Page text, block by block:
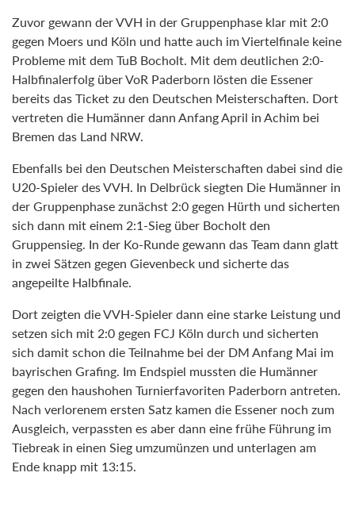
Zuvor gewann der VVH in der Gruppenphase klar mit 2:0
gegen Moers und Köln und hatte auch im Viertelfinale keine
Probleme mit dem TuB Bocholt. Mit dem deutlichen 2:0-
Halbfinalerfolg über VoR Paderborn lösten die Essener
bereits das Ticket zu den Deutschen Meisterschaften. Dort
vertreten die Humänner dann Anfang April in Achim bei
Bremen das Land NRW.
Ebenfalls bei den Deutschen Meisterschaften dabei sind die
U20-Spieler des VVH. In Delbrück siegten Die Humänner in
der Gruppenphase zunächst 2:0 gegen Hürth und sicherten
sich dann mit einem 2:1-Sieg über Bocholt den
Gruppensieg. In der Ko-Runde gewann das Team dann glatt
in zwei Sätzen gegen Gievenbeck und sicherte das
angepeilte Halbfinale.
Dort zeigten die VVH-Spieler dann eine starke Leistung und
setzen sich mit 2:0 gegen FCJ Köln durch und sicherten
sich damit schon die Teilnahme bei der DM Anfang Mai im
bayrischen Grafing. Im Endspiel mussten die Humänner
gegen den haushohen Turnierfavoriten Paderborn antreten.
Nach verlorenem ersten Satz kamen die Essener noch zum
Ausgleich, verpassten es aber dann eine frühe Führung im
Tiebreak in einen Sieg umzumünzen und unterlagen am
Ende knapp mit 13:15.